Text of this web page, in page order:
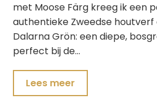
met Moose Färg kreeg ik een
authentieke Zweedse houtverf
Dalarna Grön: een diepe,
perfect bij de…
Lees meer